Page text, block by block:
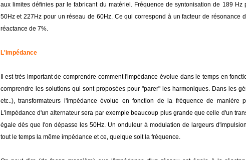
aux limites définies par le fabricant du matériel. Fréquence de syntonisation de 189 Hz
50Hz et 227Hz pour un réseau de 60Hz. Ce qui correspond à un facteur de résonance
réactance de 7%.
L'impédance
Il est très important de comprendre comment l'impédance évolue dans le temps en
comprendre les solutions qui sont proposées pour "parer" les harmoniques. Dans les
etc..), transformateurs l'impédance évolue en fonction de la fréquence de manière
L'impédance d'un alternateur sera par exemple beaucoup plus grande que celle d'un
égale dès que l'on dépasse les 50Hz. Un onduleur à modulation de largeurs
tout le temps la même impédance et ce, quelque soit la fréquence.